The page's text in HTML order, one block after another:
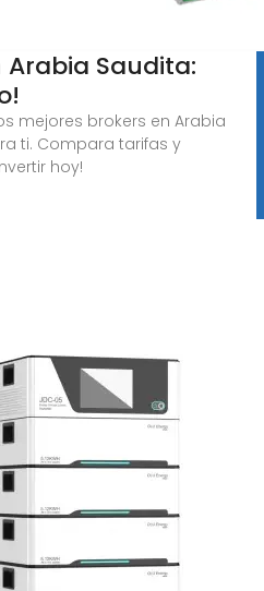
Arabia Saudita:
mejores brokers en Arabia
ti. Compara tarifas y
hoy!